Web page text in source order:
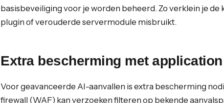
basisbeveiliging voor je worden beheerd. Zo verklein je
plugin of verouderde servermodule misbruikt.
Extra bescherming met
Voor geavanceerde AI-aanvallen is extra bescherming
firewall (WAF) kan verzoeken filteren op bekende